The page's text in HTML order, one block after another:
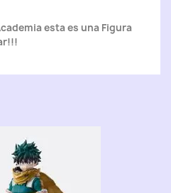
esta es una Figura